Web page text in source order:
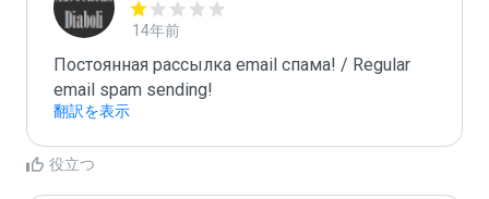
14年前
Постоянная рассылка email спама! / Regular
email spam sending!
翻訳を表示
役立つ